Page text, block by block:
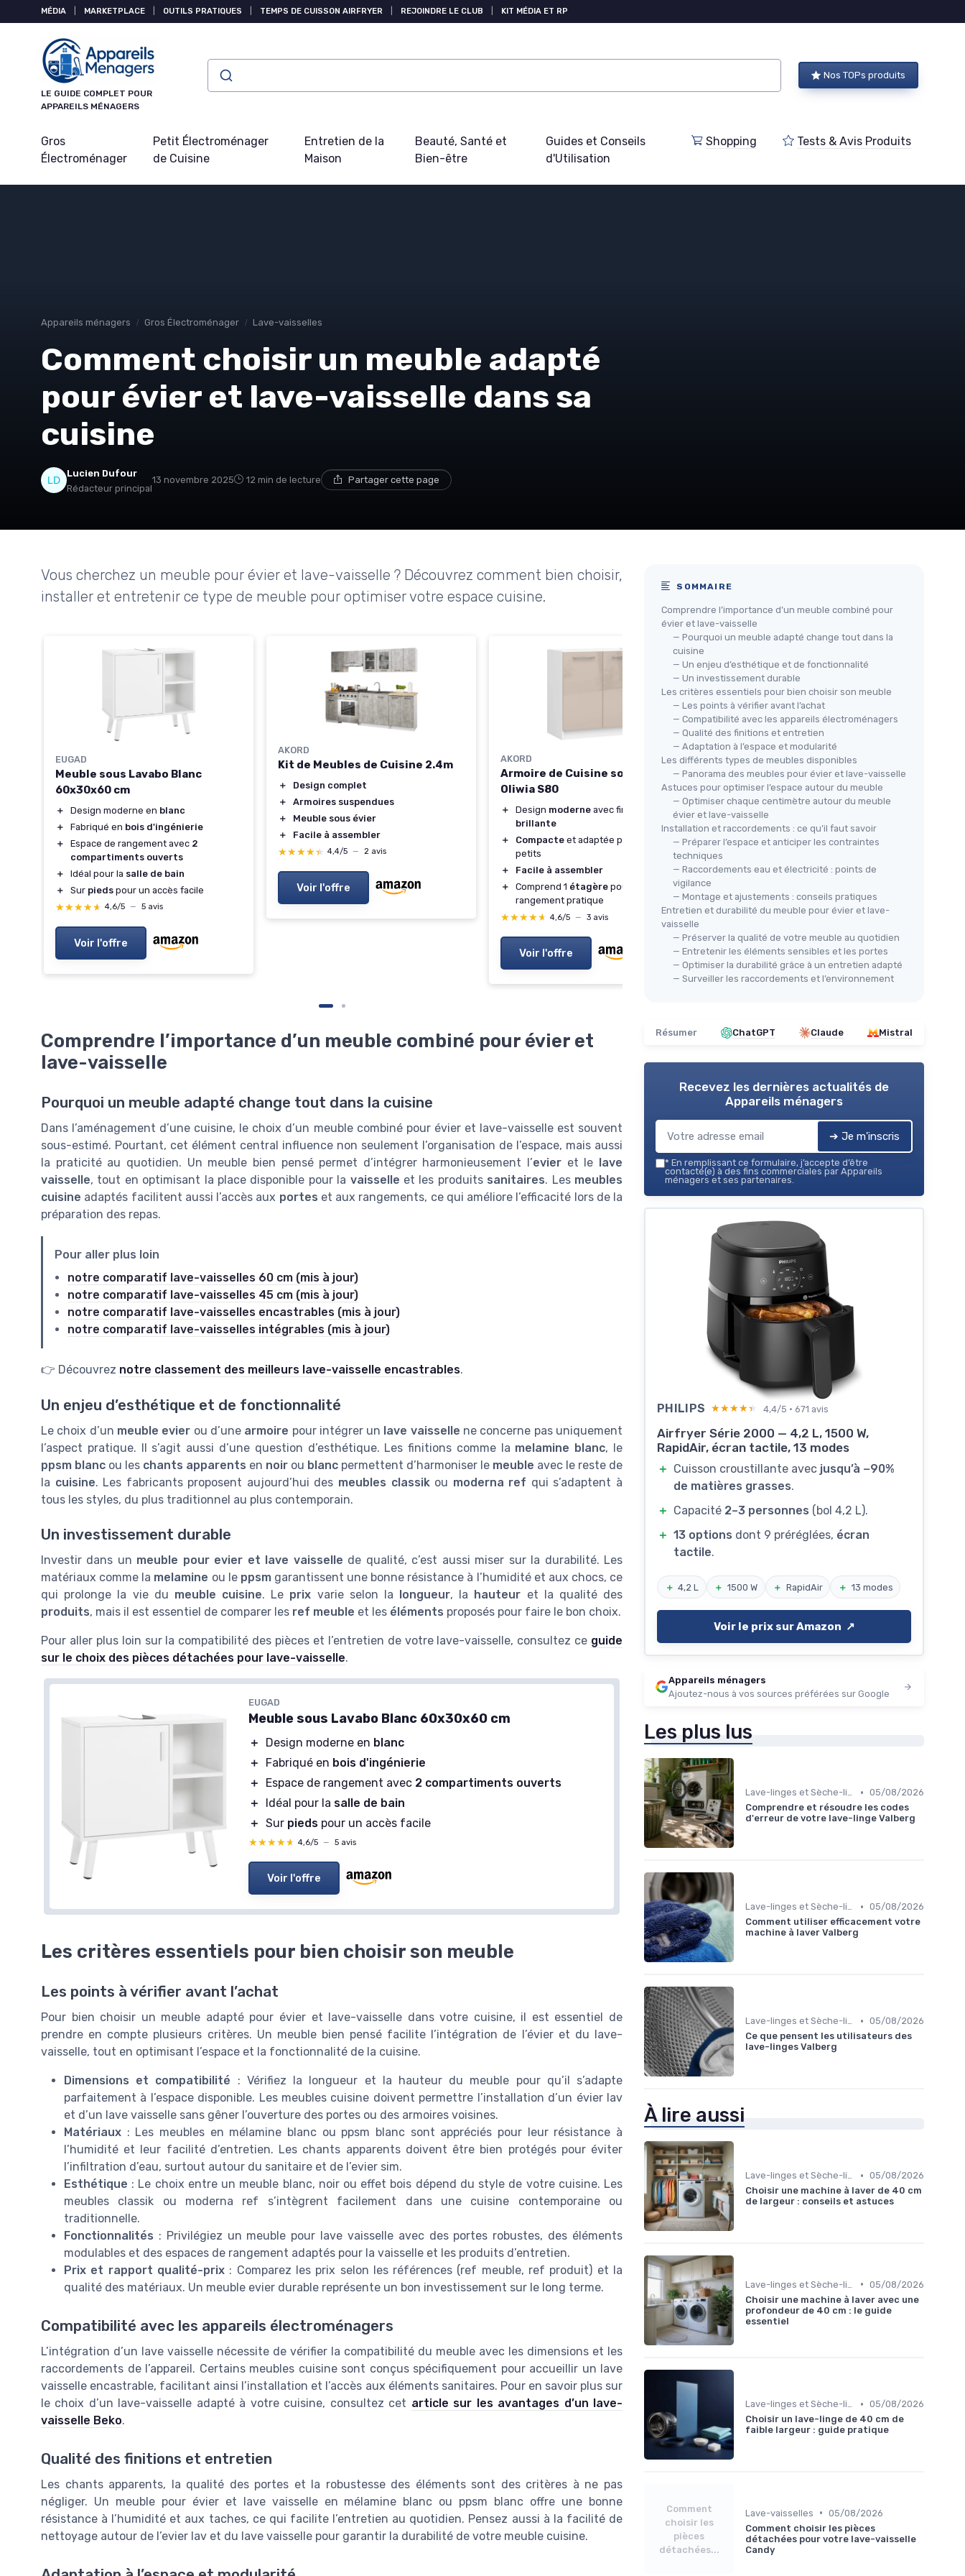
MÉDIA MARKETPLACE OUTILS PRATIQUES TEMPS DE CUISSON AIRFRYER REJOINDRE LE CLUB KIT MÉDIA ET RP
LE GUIDE COMPLET POUR
APPAREILS MÉNAGERS
Nos TOPs produits
Gros
Électroménager
Petit Électroménager
de Cuisine
Entretien de la
Maison
Beauté, Santé et
Bien-être
Guides et Conseils
d'Utilisation
Shopping Tests & Avis Produits
Appareils ménagers Gros Électroménager Lave-vaisselles
Comment choisir un meuble adapté
pour évier et lave-vaisselle dans sa
cuisine
Lucien Dufour
Rédacteur principal
13 novembre 2025 12 min de lecture Partager cette page
Vous cherchez un meuble pour évier et lave-vaisselle ? Découvrez comment bien choisir,
installer et entretenir ce type de meuble pour optimiser votre espace cuisine.
EUGAD
Meuble sous Lavabo Blanc
60x30x60 cm
＋ Design moderne en blanc
＋
Fabriqué en bois d'ingénierie
＋
Espace de rangement avec 2
compartiments ouverts
＋
Idéal pour la salle de bain
＋
Sur pieds pour un accès facile
★★★★★
★★★★★ 4,6/5 — 5 avis
Voir l'offre
AKORD
Kit de Meubles de Cuisine 2.4m
＋
Design complet
＋
Armoires suspendues
＋
Meuble sous évier
＋
Facile à assembler
★★★★★
★★★★★ 4,4/5 — 2 avis
Voir l'offre
AKORD
Armoire de Cuisine sous l'évier
Oliwia S80
＋ Design moderne avec finition
brillante
＋
Compacte et adaptée pour espaces
petits
＋
Facile à assembler
＋
Comprend 1 étagère pour un
rangement pratique
★★★★★
★★★★★ 4,6/5 — 3 avis
Voir l'offre
ROYAL CATERING
Plonge Professionnelle Inox
RCHS-1400WS
＋ Matériau durable
＋ Design compact(64x140x95,5cm)
＋ 2 bacs pour une utilisation efficace
facile
débordements
Voir l'offre
Comprendre l’importance d’un meuble combiné pour évier et
lave-vaisselle
Pourquoi un meuble adapté change tout dans la cuisine
Dans l’aménagement d’une cuisine, le choix d’un meuble combiné pour évier et lave-vaisselle est souvent
sous-estimé. Pourtant, cet élément central influence non seulement l’organisation de l’espace, mais aussi
la praticité au quotidien. Un meuble bien pensé permet d’intégrer harmonieusement l’evier et le
lave
vaisselle, tout en optimisant la place disponible pour la vaisselle et les produits sanitaires. Les meubles
cuisine adaptés facilitent aussi l’accès aux portes et aux rangements, ce qui améliore l’efficacité lors de la
préparation des repas.
Pour aller plus loin
notre comparatif lave-vaisselles 60 cm (mis à jour)
notre comparatif lave-vaisselles 45 cm (mis à jour)
notre comparatif lave-vaisselles encastrables (mis à jour)
notre comparatif lave-vaisselles intégrables (mis à jour)
👉 Découvrez notre classement des meilleurs lave-vaisselle encastrables.
Un enjeu d’esthétique et de fonctionnalité
Le choix d’un meuble evier ou d’une armoire pour intégrer un lave vaisselle ne concerne pas uniquement
l’aspect pratique. Il s’agit aussi d’une question d’esthétique. Les finitions comme la melamine blanc, le
ppsm blanc ou les chants apparents en noir ou blanc permettent d’harmoniser le meuble avec le reste de
la cuisine. Les fabricants proposent aujourd’hui des meubles classikou moderna ref qui s’adaptent à
tous les styles, du plus traditionnel au plus contemporain.
Un investissement durable
Investir dans un meuble pour evier et lave vaisselle de qualité, c’est aussi miser sur la durabilité. Les
matériaux comme la melamine ou le ppsmgarantissent une bonne résistance à l’humidité et aux chocs, ce
qui prolonge la vie du meuble cuisine. Le prix varie selon la longueur, la hauteur et la qualité des
produits, mais il est essentiel de comparer les ref meuble et les éléments proposés pour faire le bon choix.
Pour aller plus loin sur la compatibilité des pièces et l’entretien de votre lave-vaisselle, consultez ce guide
sur le choix des pièces détachées pour lave-vaisselle.
EUGAD
Meuble sous Lavabo Blanc 60x30x60 cm
＋ Design moderne en blanc
＋
Fabriqué en bois d'ingénierie
＋
Espace de rangement avec 2 compartiments ouverts
＋
Idéal pour la salle de bain
＋ Sur pieds pour un accès facile
★★★★★
★★★★★ 4,6/5 — 5 avis
Voir l'offre
Les critères essentiels pour bien choisir son meuble
Les points à vérifier avant l’achat
Pour bien choisir un meuble adapté pour évier et lave-vaisselle dans votre cuisine, il est essentiel de
prendre en compte plusieurs critères. Un meuble bien pensé facilite l’intégration de l’évier et du lave-
vaisselle, tout en optimisant l’espace et la fonctionnalité de la cuisine.
Dimensions et compatibilité : Vérifiez la longueur et la hauteur du meuble pour qu’il s’adapte
parfaitement à l’espace disponible. Les meubles cuisine doivent permettre l’installation d’un évier lav
et d’un lave vaisselle sans gêner l’ouverture des portes ou des armoires voisines.
Matériaux : Les meubles en mélamine blanc ou ppsm blanc sont appréciés pour leur résistance à
l’humidité et leur facilité d’entretien. Les chants apparents doivent être bien protégés pour éviter
l’infiltration d’eau, surtout autour du sanitaire et de l’evier sim.
Esthétique : Le choix entre un meuble blanc, noir ou effet bois dépend du style de votre cuisine. Les
meubles classik ou moderna ref s’intègrent facilement dans une cuisine contemporaine ou
traditionnelle.
Fonctionnalités : Privilégiez un meuble pour lave vaisselle avec des portes robustes, des éléments
modulables et des espaces de rangement adaptés pour la vaisselle et les produits d’entretien.
Prix et rapport qualité-prix: Comparez les prix selon les références (ref meuble, ref produit) et la
qualité des matériaux. Un meuble evier durable représente un bon investissement sur le long terme.
Compatibilité avec les appareils électroménagers
L’intégration d’un lave vaisselle nécessite de vérifier la compatibilité du meuble avec les dimensions et les
raccordements de l’appareil. Certains meubles cuisine sont conçus spécifiquement pour accueillir un lave
vaisselle encastrable, facilitant ainsi l’installation et l’accès aux éléments sanitaires. Pour en savoir plus sur
le choix d’un lave-vaisselle adapté à votre cuisine, consultez cet article sur les avantages d’un lave-
vaisselle Beko.
Qualité des finitions et entretien
Les chants apparents, la qualité des portes et la robustesse des éléments sont des critères à ne pas
négliger. Un meuble pour évier et lave vaisselle en mélamine blanc ou ppsm blanc offre une bonne
résistance à l’humidité et aux taches, ce qui facilite l’entretien au quotidien. Pensez aussi à la facilité de
nettoyage autour de l’evier lav et du lave vaisselle pour garantir la durabilité de votre meuble cuisine.
SOMMAIRE
Comprendre l’importance d’un meuble combiné pour
évier et lave-vaisselle
— Pourquoi un meuble adapté change tout dans la
cuisine
— Un enjeu d’esthétique et de fonctionnalité
— Un investissement durable
Les critères essentiels pour bien choisir son meuble
— Les points à vérifier avant l’achat
— Compatibilité avec les appareils électroménagers
— Qualité des finitions et entretien
— Adaptation à l’espace et modularité
Les différents types de meubles disponibles
— Panorama des meubles pour évier et lave-vaisselle
Astuces pour optimiser l’espace autour du meuble
— Optimiser chaque centimètre autour du meuble
évier et lave-vaisselle
Installation et raccordements : ce qu’il faut savoir
— Préparer l’espace et anticiper les contraintes
techniques
— Raccordements eau et électricité : points de
vigilance
— Montage et ajustements : conseils pratiques
Entretien et durabilité du meuble pour évier et lave-
vaisselle
— Préserver la qualité de votre meuble au quotidien
— Entretenir les éléments sensibles et les portes
— Optimiser la durabilité grâce à un entretien adapté
— Surveiller les raccordements et l’environnement
Résumer ChatGPT Claude Mistral
Recevez les dernières actualités de
Appareils ménagers
➔ Je m'inscris
* En remplissant ce formulaire, j’accepte d’être
contacté(e) à des fins commerciales par Appareils
ménagers et ses partenaires.
PHILIPS ★★★★★
★★★★★ 4,4/5 · 671 avis
Airfryer Série 2000 — 4,2 L, 1500 W,
RapidAir, écran tactile, 13 modes
＋ Cuisson croustillante avec jusqu’à −90%
de matières grasses.
＋ Capacité 2–3 personnes (bol 4,2 L).
＋ 13 options dont 9 préréglées, écran
tactile.
＋ 4,2 L ＋ 1500 W ＋ RapidAir ＋ 13 modes
Voir le prix sur Amazon ↗️
Appareils ménagers
Ajoutez-nous à vos sources préférées sur Google
Les plus lus
Lave-linges et Sèche-linges • 05/08/2026
Comprendre et résoudre les codes
d'erreur de votre lave-linge Valberg
Lave-linges et Sèche-linges • 05/08/2026
Comment utiliser efficacement votre
machine à laver Valberg
Lave-linges et Sèche-linges • 05/08/2026
Ce que pensent les utilisateurs des
lave-linges Valberg
À lire aussi
Lave-linges et Sèche-linges • 05/08/2026
Choisir une machine à laver de 40 cm
de largeur : conseils et astuces
• 05/08/2026
Choisir une machine à laver avec une
profondeur de 40 cm : le guide
essentiel
Lave-linges et Sèche-linges • 05/08/2026
Choisir un lave-linge de 40 cm de
faible largeur : guide pratique
Comment
choisir les
pièces
détachées...
Lave-vaisselles • 05/08/2026
Comment choisir les pièces
détachées pour votre lave-vaisselle
Candy
Panneau de gestion des cookies